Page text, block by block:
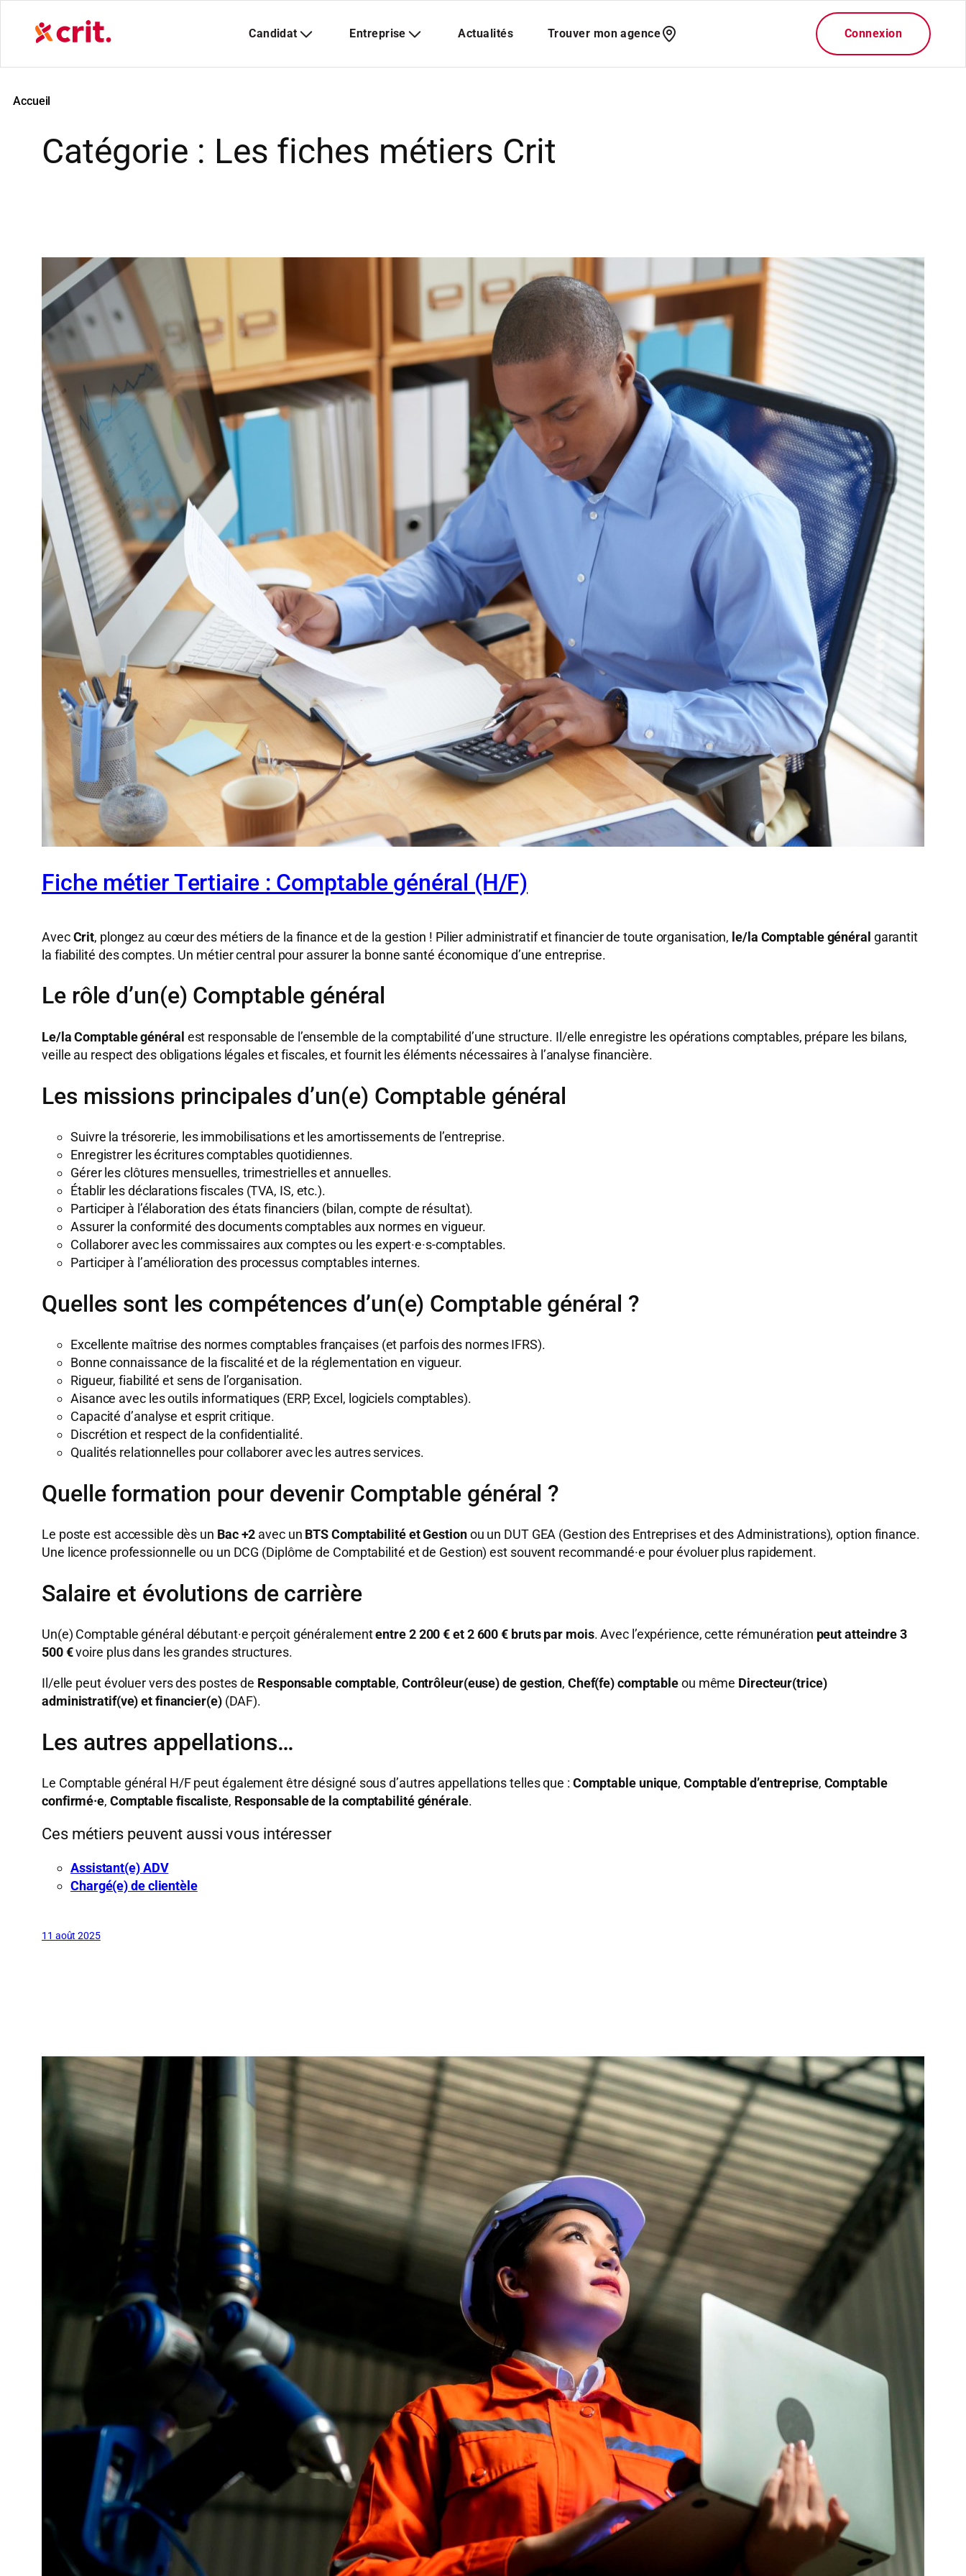
Accueil
Catégorie : Les fiches métiers Crit
Fiche métier Tertiaire : Comptable général (H/F)
AvecCrit, plongez au cœur des métiers de la finance et de la gestion ! Pilier administratif et financier de toute organisation, le/la Comptable général garantit
la fiabilité des comptes. Un métier central pour assurer la bonne santé économique d’une entreprise.
Le rôle d’un(e) Comptable général
Le/la Comptable général est responsable de l’ensemble de la comptabilité d’une structure. Il/elle enregistre les opérations comptables, prépare les bilans,
veille au respect des obligations légales et fiscales, et fournit les éléments nécessaires à l’analyse financière.
Les missions principales d’un(e) Comptable général
Suivre la trésorerie, les immobilisations et les amortissements de l’entreprise.
Enregistrer les écritures comptables quotidiennes.
Gérer les clôtures mensuelles, trimestrielles et annuelles.
Établir les déclarations fiscales (TVA, IS, etc.).
Participer à l’élaboration des états financiers (bilan, compte de résultat).
Assurer la conformité des documents comptables aux normes en vigueur.
Collaborer avec les commissaires aux comptes ou les expert·e·s-comptables.
Participer à l’amélioration des processus comptables internes.
Quelles sont les compétences d’un(e) Comptable général ?
Excellente maîtrise des normes comptables françaises (et parfois des normes IFRS).
Bonne connaissance de la fiscalité et de la réglementation en vigueur.
Rigueur, fiabilité et sens de l’organisation.
Aisance avec les outils informatiques (ERP, Excel, logiciels comptables).
Capacité d’analyse et esprit critique.
Discrétion et respect de la confidentialité.
Qualités relationnelles pour collaborer avec les autres services.
Quelle formation pour devenir Comptable général ?
Le poste est accessible dès un Bac +2 avec un BTS Comptabilité et Gestionou un DUT GEA (Gestion des Entreprises et des Administrations), option finance.
Une licence professionnelle ou un DCG (Diplôme de Comptabilité et de Gestion) est souvent recommandé·e pour évoluer plus rapidement.
Salaire et évolutions de carrière
Un(e) Comptable général débutant·e perçoit généralemententre 2 200 € et 2 600 € bruts par mois. Avec l’expérience, cette rémunération peut atteindre 3
500 €voire plus dans les grandes structures.
Il/elle peut évoluer vers des postes de Responsable comptable, Contrôleur(euse) de gestion, Chef(fe) comptableou même Directeur(trice)
administratif(ve) et financier(e)(DAF).
Les autres appellations…
Le Comptable général H/F peut également être désigné sous d’autres appellations telles que : Comptable unique, Comptable d’entreprise, Comptable
confirmé·e, Comptable fiscaliste, Responsable de la comptabilité générale.
Ces métiers peuvent aussi vous intéresser
Assistant(e) ADV
Chargé(e) de clientèle
11 août 2025